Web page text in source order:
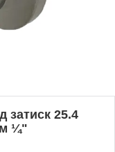
затиск 25.4
¼"